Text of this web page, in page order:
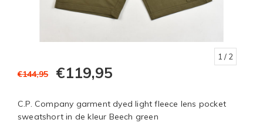
1 / 2
€144,95 €119,95
C.P. Company garment dyed light fleece lens pocket
sweatshort in de kleur Beech green